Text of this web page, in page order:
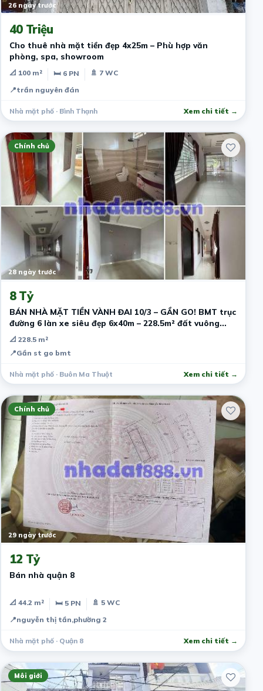
26 ngày trước
40 Triệu
Cho thuê nhà mặt tiền đẹp 4x25m – Phù hợp văn
phòng, spa, showroom
📐 100 m² 🛏 6 PN
🚿 7 WC
📍trần nguyên đán
Nhà mặt phố · Bình Thạnh Xem chi tiết →
Chính chủ
28 ngày trước
8 Tỷ
BÁN NHÀ MẶT TIỀN VÀNH ĐAI 10/3 – GẦN GO! BMT trục
đường 6 làn xe siêu đẹp 6x40m – 228.5m² đất vuông
hiếm Nhà sẵn 2PN
📐 228.5 m²
📍Gần st go bmt
Nhà mặt phố · Buôn Ma Thuột Xem chi tiết →
Chính chủ
29 ngày trước
12 Tỷ
Bán nhà quận 8
📐 44.2 m² 🛏 5 PN
🚿 5 WC
📍nguyễn thị tần,phường 2
Nhà mặt phố · Quận 8 Xem chi tiết →
Môi giới